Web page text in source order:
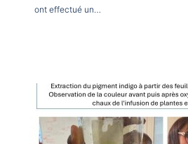
ont effectué un…